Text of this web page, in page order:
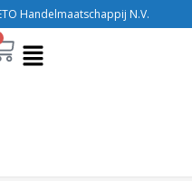
Handelmaatschappij N.V.